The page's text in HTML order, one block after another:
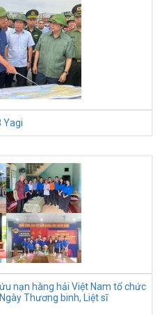
Yagi
nạn hàng hải Việt Nam tổ chức
Thương binh, Liệt sĩ